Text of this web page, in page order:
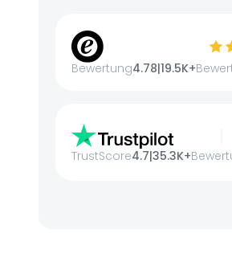
Bewertung4.78|19.5K+
TrustScore4.7|35.3K+